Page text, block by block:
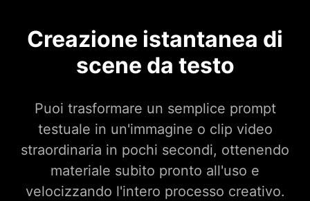
Creazione istantanea di
scene da testo
Puoi trasformare un semplice prompt
testuale in un'immagine o clip video
straordinaria in pochi secondi, ottenendo
materiale subito pronto all'uso e
velocizzando l'intero processo creativo.